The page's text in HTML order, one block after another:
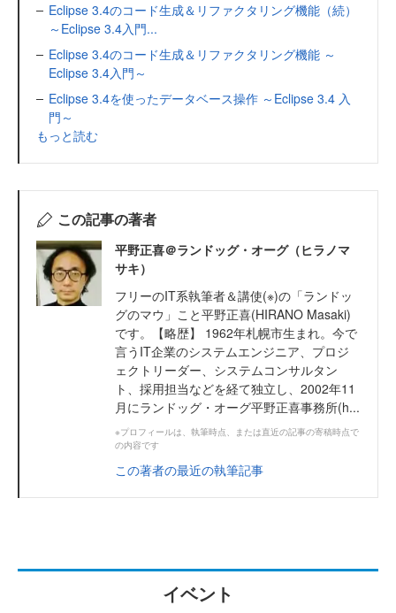
Eclipse 3.4のコード生成＆リファクタリング機能（続）
～Eclipse 3.4入門...
Eclipse 3.4のコード生成＆リファクタリング機能 ～
Eclipse 3.4入門～
Eclipse 3.4を使ったデータベース操作 ～Eclipse 3.4 入
門～
もっと読む
この記事の著者
平野正喜＠ランドッグ・オーグ（ヒラノマ
サキ）
フリーのIT系執筆者＆講使(※)の「ランドッ
グのマウ」こと平野正喜(HIRANO Masaki)
です。【略歴】 1962年札幌市生まれ。今で
言うIT企業のシステムエンジニア、プロジ
ェクトリーダー、システムコンサルタン
ト、採用担当などを経て独立し、2002年11
月にランドッグ・オーグ平野正喜事務所(h...
※プロフィールは、執筆時点、または直近の記事の寄稿時点で
の内容です
この著者の最近の執筆記事
イベント